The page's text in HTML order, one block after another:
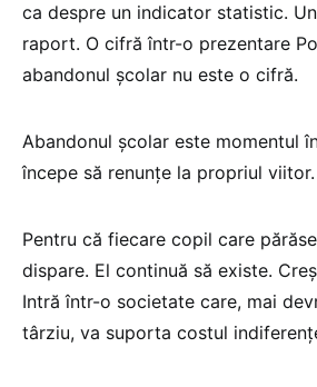
ca despre un indicator statistic.
raport. O cifră într-o prezentare
abandonul școlar nu este o cifră.
Abandonul școlar este momentul
începe să renunțe la propriul viitor.
Pentru că fiecare copil care
dispare. El continuă să existe.
Intră într-o societate care, mai
târziu, va suporta costul